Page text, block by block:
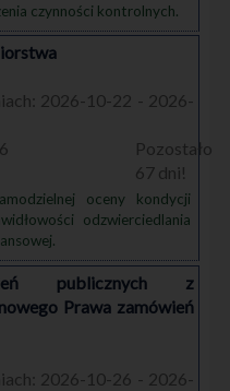
czynności kontrolnych.
2026-10-22 - 2026-
67
oceny kondycji
odzwierciedlania
publicznych z
Prawa zamówień
2026-10-26 - 2026-